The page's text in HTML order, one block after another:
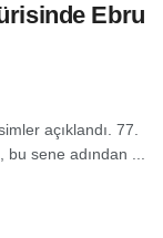
Ebru
açıklandı. 77.
sene adından ...